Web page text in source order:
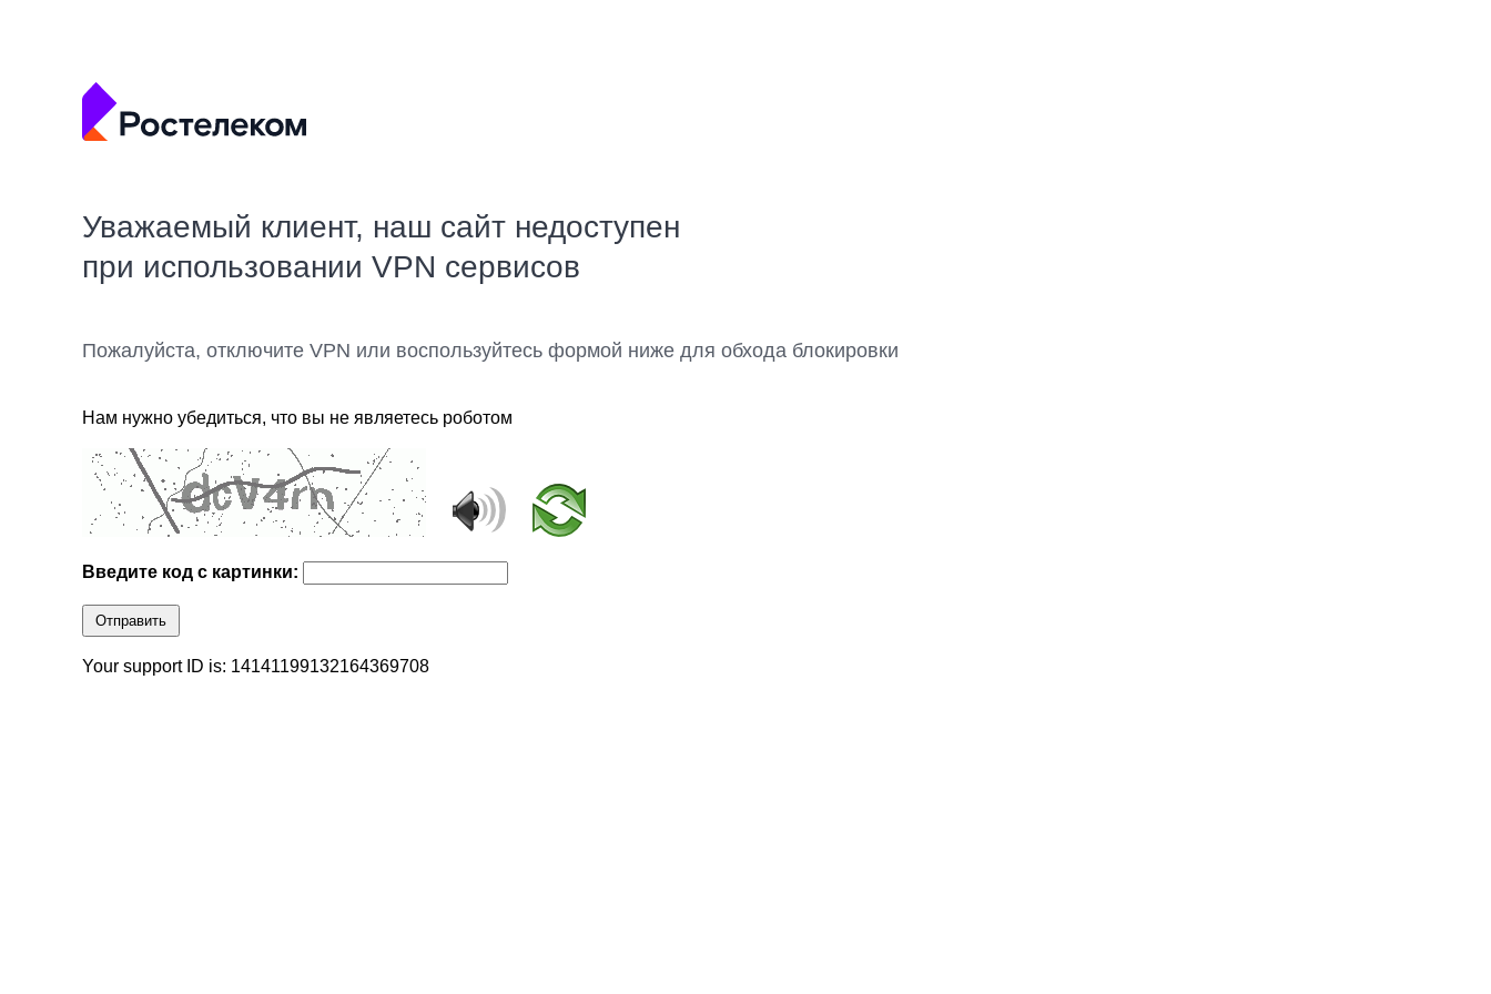
Уважаемый клиент, наш сайт недоступен
при использовании VPN сервисов
Пожалуйста, отключите VPN или воспользуйтесь формой ниже для обхода блокировки
Нам нужно убедиться, что вы не являетесь роботом
Введите код с картинки:
Отправить
Your support ID is: 14141199132164369708